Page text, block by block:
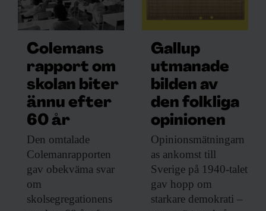
forskarnas första modeller. De har visat att
man kan minska risken för finanskriser och
bankrusningar genom insättningsgarantier
för kunder och högre kapitalkrav för
bankerna, men också att det är svårt att ha
insättningsgaranti för allt. Var man ska dra
gränsen har senare forskning försökt att
undersöka, men man kommer aldrig att få
ett fullständigt svar här.
INFOGRAFIK EKONOMIPRISET
Colemans
rapport om
skolan biter
ännu efter
60 år
Den omtalade
Colemanrapporten
gav obekväma svar
om
skolsegregationens
Gallup
utmanade
bilden av
den folkliga
opinionen
Opinionsmätningarn
as ankomst till
Sverige på 1940-talet
gav hopp om
starkare demokrati –